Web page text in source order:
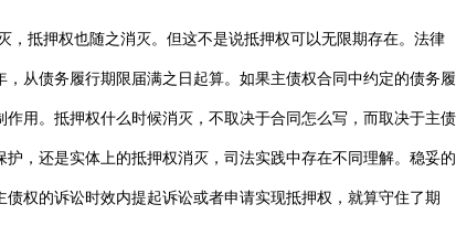
抵押权也随之消灭。但这不是说抵押权可以无限期存在。法律
从债务履行期限届满之日起算。如果主债权合同中约定的债务履
用。抵押权什么时候消灭，不取决于合同怎么写，而取决于主债
，还是实体上的抵押权消灭，司法实践中存在不同理解。稳妥的
权的诉讼时效内提起诉讼或者申请实现抵押权，就算守住了期